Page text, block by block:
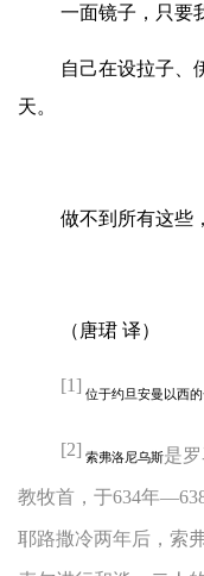
一面镜子，只要
自己在设拉子、
天。
做不到所有这些
（唐珺 译）
[1] 位于约旦安曼以西的
[2] 索弗洛尼乌斯是
教牧首，于634年
耶路撒冷两年后，索